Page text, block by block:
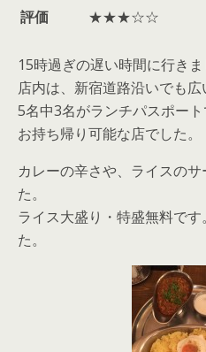
評価 ★★★☆☆
15時過ぎの遅い時間に行きま
店内は、新宿道路沿いでも広
5名中3名がランチパスポート
お持ち帰り可能な店でした。
カレーの辛さや、ライスの
た。
ライス大盛り・特盛無料で
た。